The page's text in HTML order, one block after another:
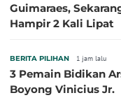
Guimaraes,
Hampir 2 Kali Lipat
BERITA PILIHAN 1 jam lalu
3 Pemain Bidikan
Boyong Vinicius Jr.